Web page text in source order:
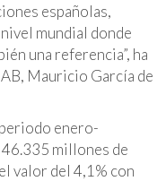
españolas,
mundial donde
una referencia”, ha
Mauricio García de
enero-
millones de
valor del 4,1% con